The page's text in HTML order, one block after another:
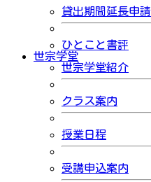
貸出期間延長申請
ひとこと書評
世宗学堂
世宗学堂紹介
クラス案内
授業日程
受講申込案内